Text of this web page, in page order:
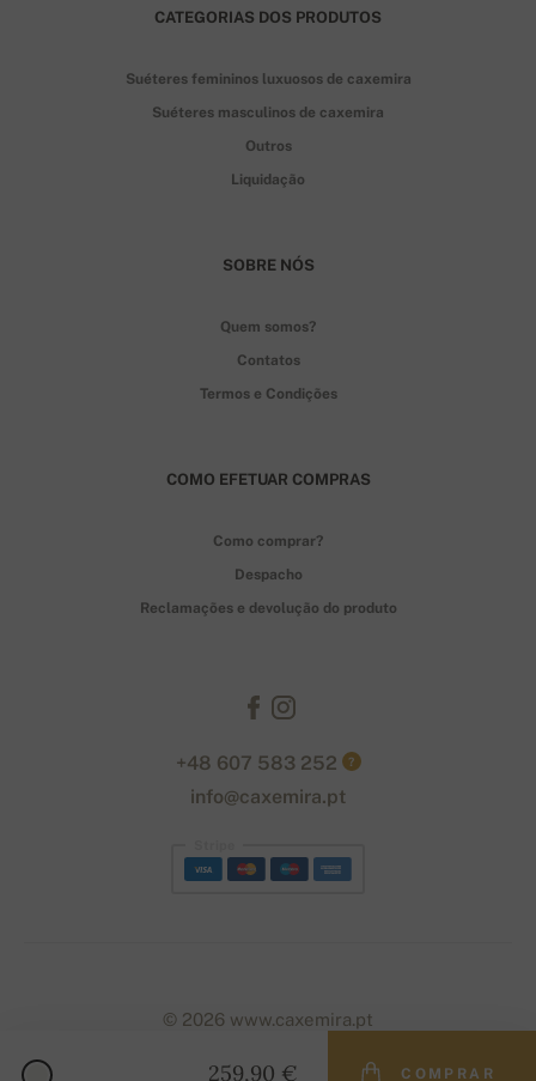
259,90 € COMPRAR
CATEGORIAS DOS PRODUTOS
Suéteres femininos luxuosos de caxemira
Suéteres masculinos de caxemira
Outros
Liquidação
SOBRE NÓS
Quem somos?
Contatos
Termos e Condições
COMO EFETUAR COMPRAS
Como comprar?
Despacho
Reclamações e devolução do produto
+48 607 583 252 ?
info@caxemira.pt
© 2026 www.caxemira.pt
bynaum. | Powered by Simplia.cz.